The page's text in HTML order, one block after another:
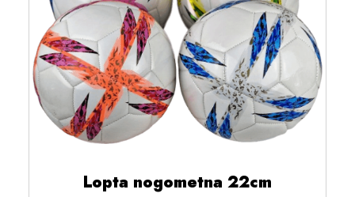
Lopta nogometna 22cm